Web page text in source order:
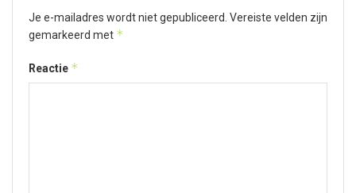
Je e-mailadres wordt niet gepubliceerd. Vereiste velden zijn
gemarkeerd met *
Reactie *